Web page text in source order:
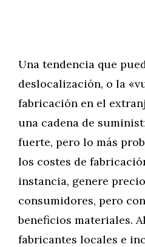
Una tendencia que
deslocalización, o la
fabricación en el
una cadena de
fuerte, pero lo más
los costes de
instancia, genere
consumidores, pero
beneficios materiales.
fabricantes locales e